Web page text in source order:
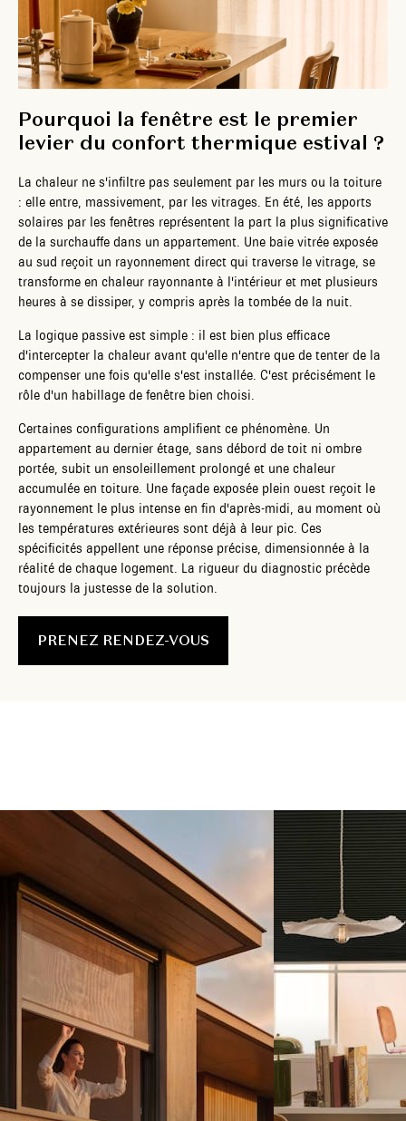
Pourquoi la fenêtre est le premier
levier du confort thermique estival ?
La chaleur ne s'infiltre pas seulement par les murs ou la toiture
: elle entre, massivement, par les vitrages. En été, les apports
solaires par les fenêtres représentent la part la plus significative
de la surchauffe dans un appartement. Une baie vitrée exposée
au sud reçoit un rayonnement direct qui traverse le vitrage, se
transforme en chaleur rayonnante à l'intérieur et met plusieurs
heures à se dissiper, y compris après la tombée de la nuit.
La logique passive est simple : il est bien plus efficace
d'intercepter la chaleur avant qu'elle n'entre que de tenter de la
compenser une fois qu'elle s'est installée. C'est précisément le
rôle d'un habillage de fenêtre bien choisi.
Certaines configurations amplifient ce phénomène. Un
appartement au dernier étage, sans débord de toit ni ombre
portée, subit un ensoleillement prolongé et une chaleur
accumulée en toiture. Une façade exposée plein ouest reçoit le
rayonnement le plus intense en fin d'après-midi, au moment où
les températures extérieures sont déjà à leur pic. Ces
spécificités appellent une réponse précise, dimensionnée à la
réalité de chaque logement. La rigueur du diagnostic précède
toujours la justesse de la solution.
PRENEZ RENDEZ-VOUS